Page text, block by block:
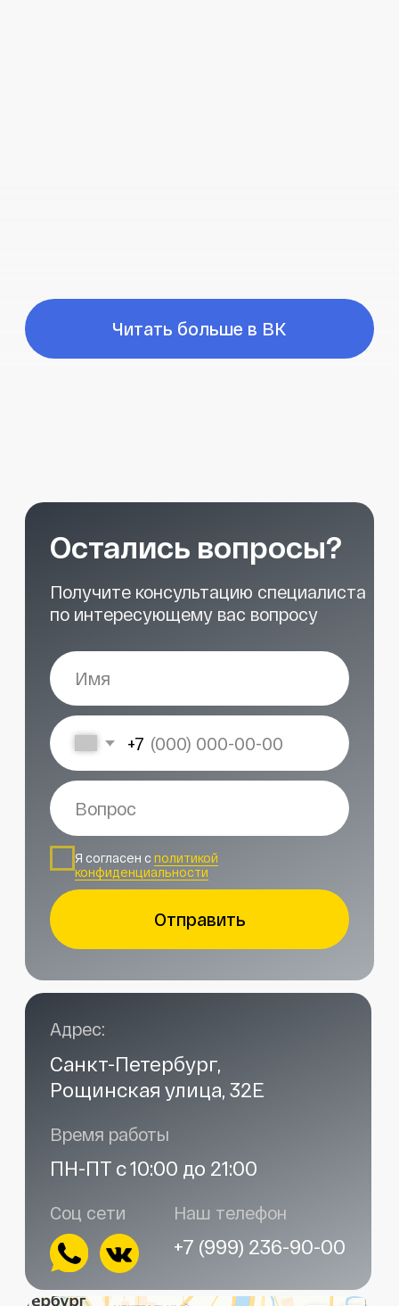
Наши контакты
Услуги в нашем сервисе
START